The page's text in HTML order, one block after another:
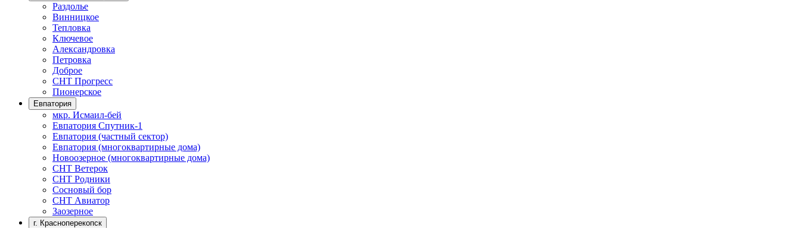
Раздолье
Винницкое
Тепловка
Ключевое
Александровка
Петровка
Доброе
СНТ Прогресс
Пионерское
Евпатория
мкр. Исмаил-бей
Евпатория Спутник-1
Евпатория (частный сектор)
Евпатория (многоквартирные дома)
Новоозерное (многоквартирные дома)
СНТ Ветерок
СНТ Родники
Сосновый бор
СНТ Авиатор
Заозерное
г. Красноперекопск